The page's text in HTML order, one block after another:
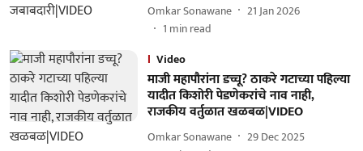
Omkar Sonawane
21 Jan 2026
1 min read
Video
माजी महापौरांना डच्चू? ठाकरे गटाच्या पहिल्या
यादीत किशोरी पेडणेकरांचे नाव नाही,
राजकीय वर्तुळात खळबळ|VIDEO
Omkar Sonawane
29 Dec 2025